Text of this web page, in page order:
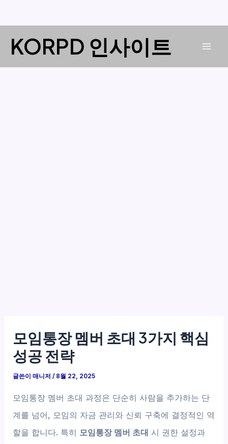
KORPD 인사이트
모임통장 멤버 초대 3가지 핵심
성공 전략
글쓴이매니저/ 8월 22, 2025
모임통장 멤버 초대 과정은 단순히 사람을 추가하는 단
계를 넘어, 모임의 자금 관리와 신뢰 구축에 결정적인 역
할을 합니다. 특히 모임통장 멤버 초대 시 권한 설정과